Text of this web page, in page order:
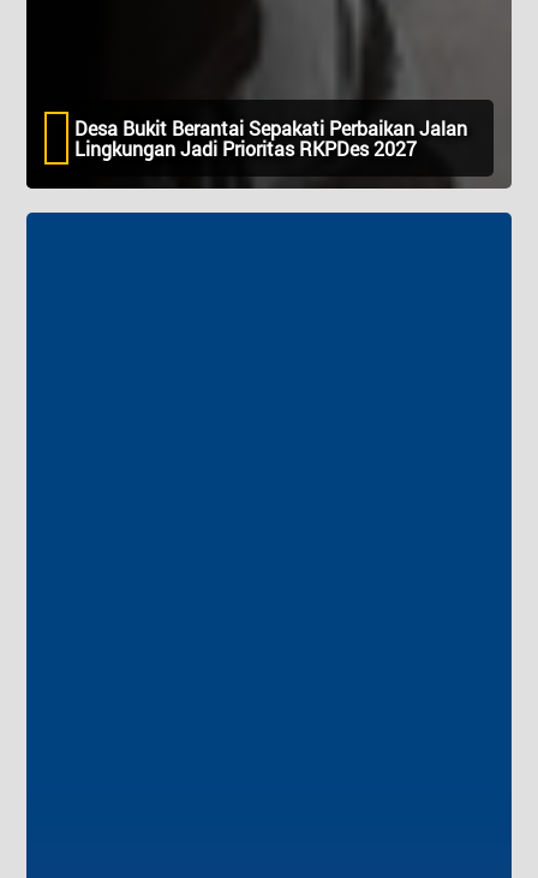
Desa Bukit Berantai Sepakati Perbaikan Jalan
Lingkungan Jadi Prioritas RKPDes 2027